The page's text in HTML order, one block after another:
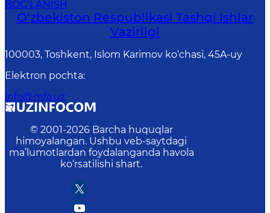
BOG‘LANISH
O‘zbеkistоn Rеspublikаsi Tashqi Ishlаr
Vаzirligi
100003, Toshkent, Islom Karimov ko‘chasi, 45A-uy
Elektron pochta:
info@mfa.uz
© 2001-2026 Barcha huquqlar
himoyalangan. Ushbu veb-saytdagi
ma’lumotlardan foydalanganda havola
ko‘rsatilishi shart.